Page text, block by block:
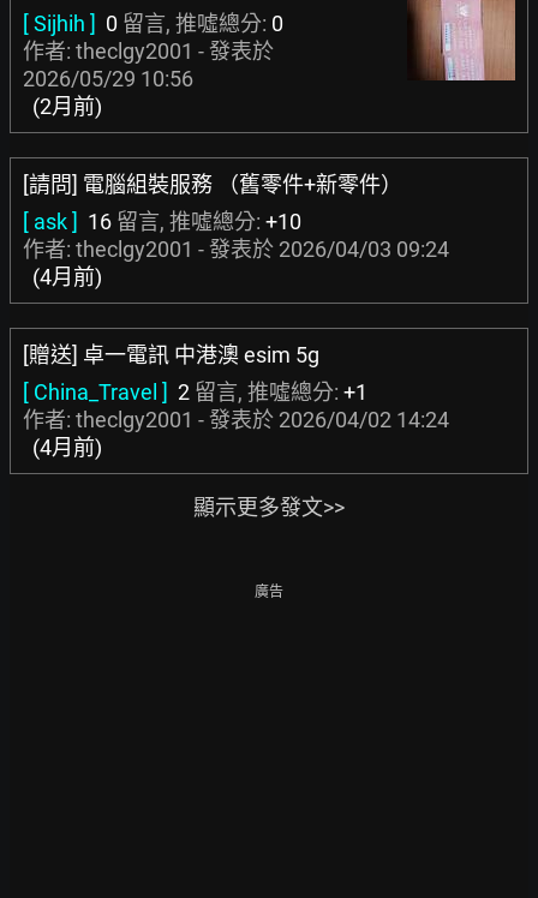
[ Sijhih ] 0 留言, 推噓總分: 0
作者: theclgy2001 - 發表於
2026/05/29 10:56
(2月前)
[請問] 電腦組裝服務 （舊零件+新零件）
[ ask ] 16 留言, 推噓總分: +10
作者: theclgy2001 - 發表於 2026/04/03 09:24
(4月前)
[贈送] 卓一電訊 中港澳 esim 5g
[ China_Travel ] 2 留言, 推噓總分: +1
作者: theclgy2001 - 發表於 2026/04/02 14:24
(4月前)
顯示更多發文>>
廣告